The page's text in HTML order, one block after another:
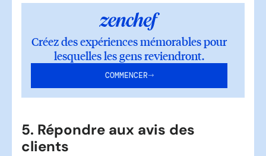
Créez des expériences mémorables pour
lesquelles les gens reviendront.
COMMENCER
5. Répondre aux avis des
clients